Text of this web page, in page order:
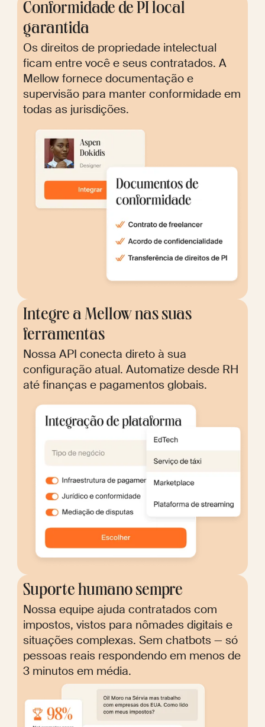
Conformidade de PI local
garantida
Os direitos de propriedade intelectual
ficam entre você e seus contratados. A
Mellow fornece documentação e
supervisão para manter conformidade em
todas as jurisdições.
Integre a Mellow nas suas
ferramentas
Nossa API conecta direto à sua
configuração atual. Automatize desde RH
até finanças e pagamentos globais.
Suporte humano sempre
Nossa equipe ajuda contratados com
impostos, vistos para nômades digitais e
situações complexas. Sem chatbots — só
pessoas reais respondendo em menos de
3 minutos em média.